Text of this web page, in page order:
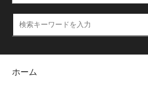
ホーム